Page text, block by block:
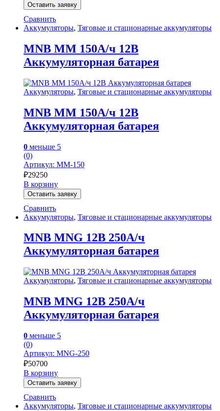
Оставить заявку
Сравнить
Аккумуляторы, Тяговые и стационарные аккумуляторы
MNB MM 150А/ч 12В
Аккумуляторная батарея
Аккумуляторы, Тяговые и стационарные аккумуляторы
MNB MM 150А/ч 12В
Аккумуляторная батарея
0 меньше 5
(0)
Артикул: MM-150
₽29250
В корзину
Оставить заявку
Сравнить
Аккумуляторы, Тяговые и стационарные аккумуляторы
MNB MNG 12В 250А/ч
Аккумуляторная батарея
Аккумуляторы, Тяговые и стационарные аккумуляторы
MNB MNG 12В 250А/ч
Аккумуляторная батарея
0 меньше 5
(0)
Артикул: MNG-250
₽50700
В корзину
Оставить заявку
Сравнить
Аккумуляторы, Тяговые и стационарные аккумуляторы